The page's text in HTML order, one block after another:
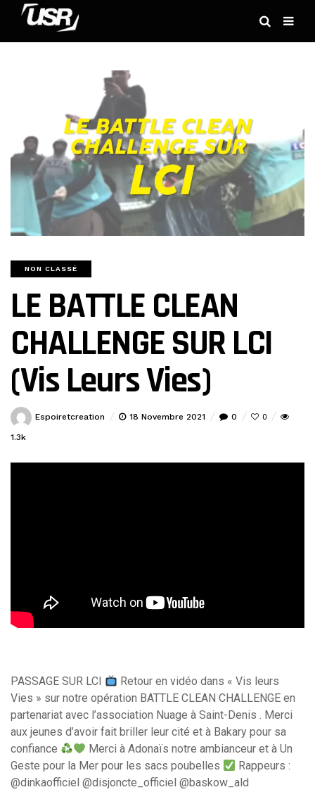
NON CLASSÉ
LE BATTLE CLEAN
CHALLENGE SUR LCI
(Vis Leurs Vies)
Espoiretcreation 18 Novembre 2021 0 0
1.3k
PASSAGE SUR LCI
Retour en vidéo dans « Vis leurs
Vies » sur notre opération BATTLE CLEAN CHALLENGE en
partenariat avec l’association Nuage à Saint-Denis . Merci
aux jeunes d’avoir fait briller leur cité et à Bakary pour sa
confiance
Merci à Adonaïs notre ambianceur et à Un
Geste pour la Mer pour les sacs poubelles
Rappeurs :
@dinkaofficiel @disjoncte_officiel @baskow_ald